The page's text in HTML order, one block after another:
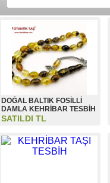
DOĞAL BALTIK FOSİLLİ
DAMLA KEHRİBAR TESBİH
SATILDI TL